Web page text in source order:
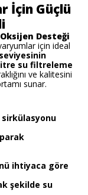
İçin Güçlü
Desteği
için ideal
su filtreleme
ve kalitesini
sunar.
ihtiyaca göre
şekilde su